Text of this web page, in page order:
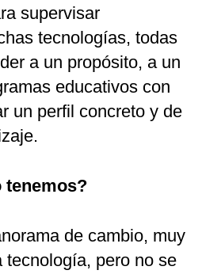
supervisar
tecnologías, todas
a un propósito, a un
educativos con
un perfil concreto y de
tenemos?
de cambio, muy
tecnología, pero no se